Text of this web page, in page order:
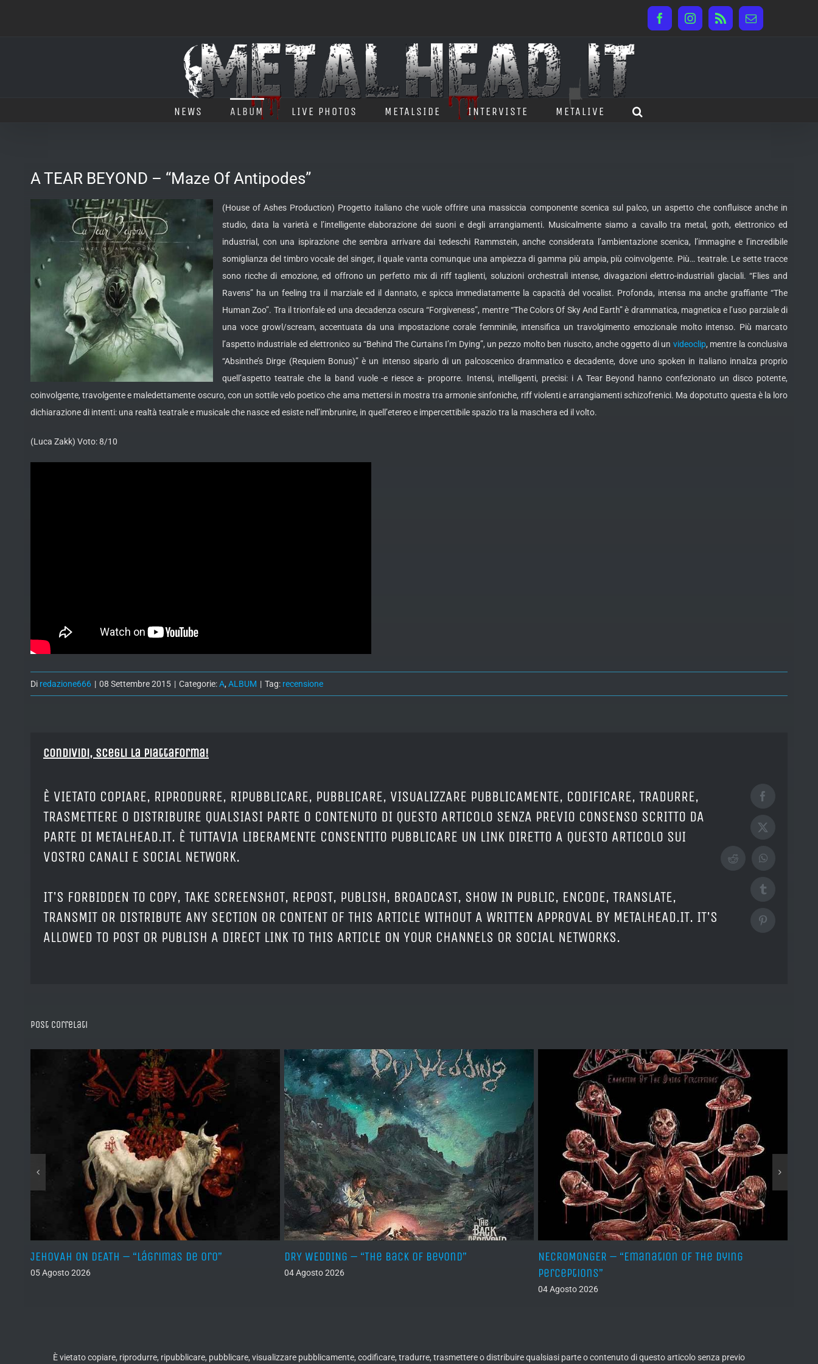
FacebookInstagram
Rss Email
NEWS ALBUM LIVE PHOTOS METALSIDE INTERVISTE METALIVE
A TEAR BEYOND – “Maze Of Antipodes”
(House of Ashes Production) Progetto italiano che vuole offrire una massiccia componente scenica sul palco, un aspetto che confluisce anche in
studio, data la varietà e l’intelligente elaborazione dei suoni e degli arrangiamenti. Musicalmente siamo a cavallo tra metal, goth, elettronico ed
industrial, con una ispirazione che sembra arrivare dai tedeschi Rammstein, anche considerata l’ambientazione scenica, l’immagine e l’incredibile
somiglianza del timbro vocale del singer, il quale vanta comunque una ampiezza di gamma più ampia, più coinvolgente. Più… teatrale. Le sette tracce
sono ricche di emozione, ed offrono un perfetto mix di riff taglienti, soluzioni orchestrali intense, divagazioni elettro-industriali glaciali. “Flies and
Ravens” ha un feeling tra il marziale ed il dannato, e spicca immediatamente la capacità del vocalist. Profonda, intensa ma anche graffiante “The
Human Zoo”. Tra il trionfale ed una decadenza oscura “Forgiveness”, mentre “The Colors Of Sky And Earth” è drammatica, magnetica e l’uso parziale di
una voce growl/scream, accentuata da una impostazione corale femminile, intensifica un travolgimento emozionale molto intenso. Più marcato
l’aspetto industriale ed elettronico su “Behind The Curtains I’m Dying”, un pezzo molto ben riuscito, anche oggetto di un videoclip, mentre la conclusiva
“Absinthe’s Dirge (Requiem Bonus)” è un intenso sipario di un palcoscenico drammatico e decadente, dove uno spoken in italiano innalza proprio
quell’aspetto teatrale che la band vuole -e riesce a- proporre. Intensi, intelligenti, precisi: i A Tear Beyond hanno confezionato un disco potente,
coinvolgente, travolgente e maledettamente oscuro, con un sottile velo poetico che ama mettersi in mostra tra armonie sinfoniche, riff violenti e arrangiamenti schizofrenici. Ma dopotutto questa è la loro
dichiarazione di intenti: una realtà teatrale e musicale che nasce ed esiste nell’imbrunire, in quell’etereo e impercettibile spazio tra la maschera ed il volto.
(Luca Zakk) Voto: 8/10
Di redazione666 | 08 Settembre 2015 | Categorie:A, ALBUM | Tag: recensione
Condividi, Scegli la piattaforma!
È VIETATO COPIARE, RIPRODURRE, RIPUBBLICARE, PUBBLICARE, VISUALIZZARE PUBBLICAMENTE, CODIFICARE, TRADURRE,
TRASMETTERE O DISTRIBUIRE QUALSIASI PARTE O CONTENUTO DI QUESTO ARTICOLO SENZA PREVIO CONSENSO SCRITTO DA
PARTE DI METALHEAD.IT. È TUTTAVIA LIBERAMENTE CONSENTITO PUBBLICARE UN LINK DIRETTO A QUESTO ARTICOLO SUI
VOSTRO CANALI E SOCIAL NETWORK.
IT'S FORBIDDEN TO COPY, TAKE SCREENSHOT, REPOST, PUBLISH, BROADCAST, SHOW IN PUBLIC, ENCODE, TRANSLATE,
TRANSMIT OR DISTRIBUTE ANY SECTION OR CONTENT OF THIS ARTICLE WITHOUT A WRITTEN APPROVAL BY METALHEAD.IT. IT'S
ALLOWED TO POST OR PUBLISH A DIRECT LINK TO THIS ARTICLE ON YOUR CHANNELS OR SOCIAL NETWORKS.
Facebook
X
RedditWhatsApp
Tumblr
Pinterest
Post correlati
JEHOVAH ON DEATH – “Lágrimas de Oro”
05 Agosto 2026
DRY WEDDING – “The Back Of Beyond”
04 Agosto 2026
NECROMONGER – “Emanation Of The Dying
Perceptions”
04 Agosto 2026
È vietato copiare, riprodurre, ripubblicare, pubblicare, visualizzare pubblicamente, codificare, tradurre, trasmettere o distribuire qualsiasi parte o contenuto di questo articolo senza previo